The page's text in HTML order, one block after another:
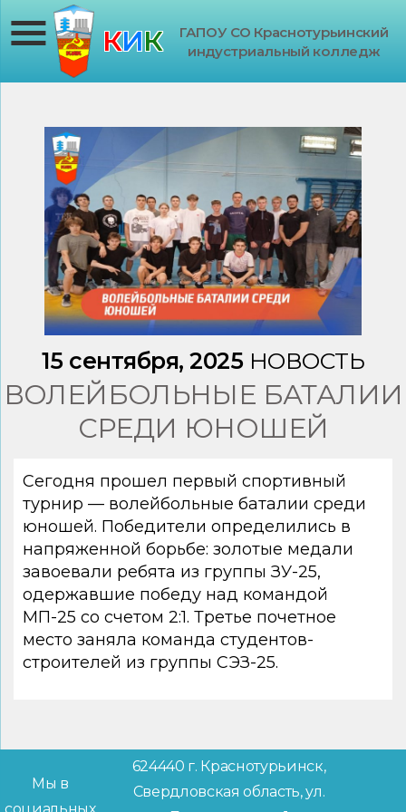
КИК
ГАПОУ СО Краснотурьинский
индустриальный колледж
15 сентября, 2025НОВОСТЬ
ВОЛЕЙБОЛЬНЫЕ БАТАЛИИ
СРЕДИ ЮНОШЕЙ
Сегодня прошел первый спортивный
турнир — волейбольные баталии среди
юношей. Победители определились в
напряженной борьбе: золотые медали
завоевали ребята из группы ЗУ-25,
одержавшие победу над командой
МП-25 со счетом 2:1. Третье почетное
место заняла команда студентов-
строителей из группы СЭЗ-25.
Мы в
624440 г. Краснотурьинск,
Свердловская область, ул.